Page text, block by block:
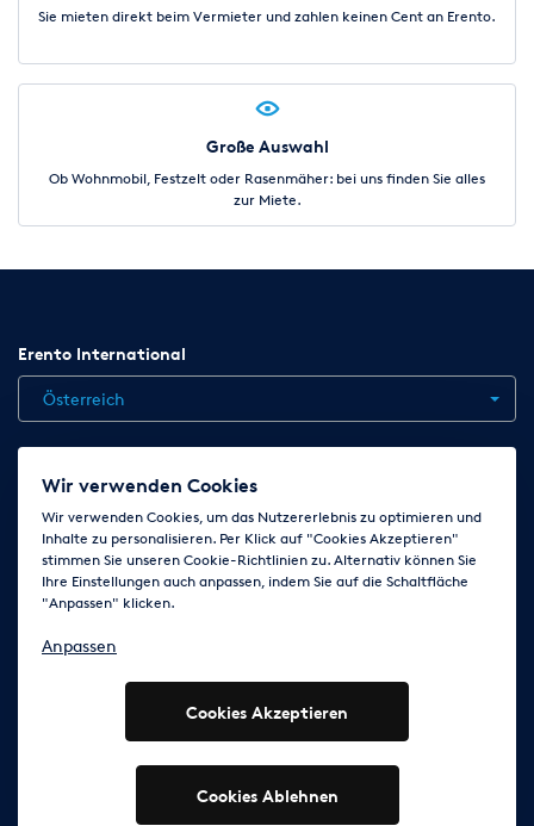
Sie mieten direkt beim Vermieter und zahlen keinen Cent an Erento.
Große Auswahl
Ob Wohnmobil, Festzelt oder Rasenmäher: bei uns finden Sie alles
zur Miete.
Erento International
Österreich
Jobs Kontakt News
AGB
Impressum Cookie-Einstellungen ändern
Folge uns auf
© 2003 - 2026 Erento Campanda GmbH - Alle Rechte
vorbehalten
Ausgewiesene Marken gehören den jeweiligen Eigentümern.
Wir verwenden Cookies
Wir verwenden Cookies, um das Nutzererlebnis zu optimieren und
Inhalte zu personalisieren. Per Klick auf "Cookies Akzeptieren"
stimmen Sie unseren Cookie-Richtlinien zu. Alternativ können Sie
Ihre Einstellungen auch anpassen, indem Sie auf die Schaltfläche
"Anpassen" klicken.
Anpassen
Cookies Akzeptieren
Cookies Ablehnen